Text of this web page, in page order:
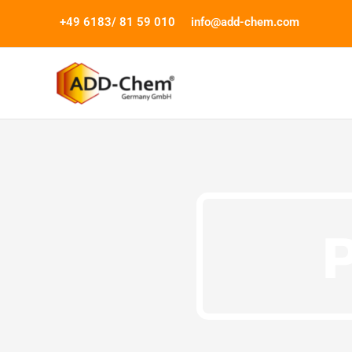
+49 6183/ 81 59 010 info@add-chem.com